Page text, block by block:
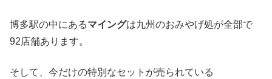
博多駅の中にあるマイングは九州のおみやげ処が全部で
92店舗あります。
そして、今だけの特別なセットが売られている